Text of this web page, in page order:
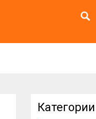
Категории